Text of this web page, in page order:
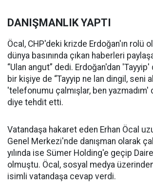
DANIŞMANLIK YAPTI
Öcal, CHP'deki krizde Erdoğan'ın rolü
dünya basınında çıkan haberleri
“Ulan angut” dedi. Erdoğan'dan
bir kişiye de “Tayyip ne lan dingil, seni
'telefonumu çalmışlar, ben yazmadım'
diye tehdit etti.
Vatandaşa hakaret eden Erhan Öcal
Genel Merkezi'nde danışman olarak
yılında ise Sümer Holding'e geçip
olmuştu. Öcal, sosyal medya
isimli vatandaşa cevap verdi.